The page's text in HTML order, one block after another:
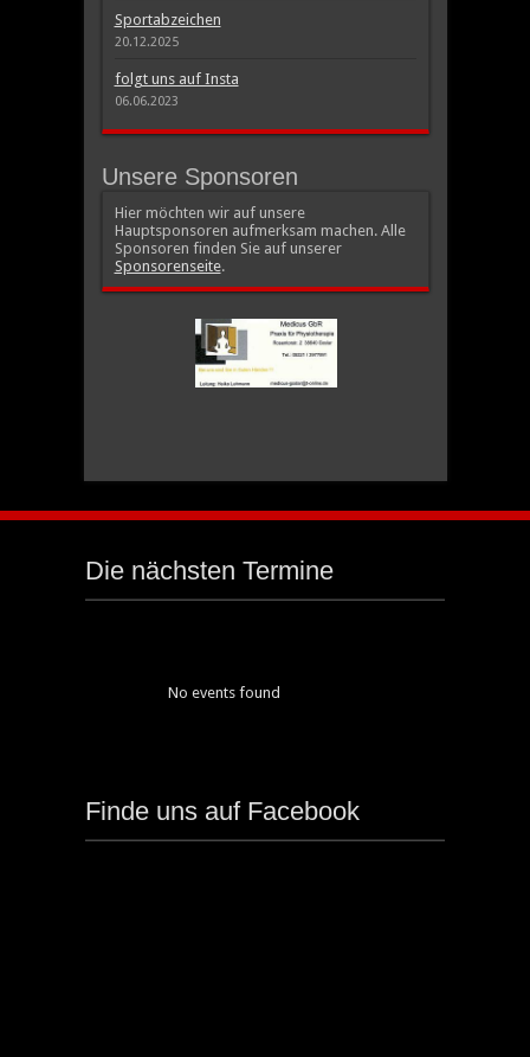
Sportabzeichen
20.12.2025
folgt uns auf Insta
06.06.2023
Unsere Sponsoren
Hier möchten wir auf unsere
Hauptsponsoren aufmerksam machen. Alle
Sponsoren finden Sie auf unserer
Sponsorenseite.
Die nächsten Termine
No events found
Finde uns auf Facebook